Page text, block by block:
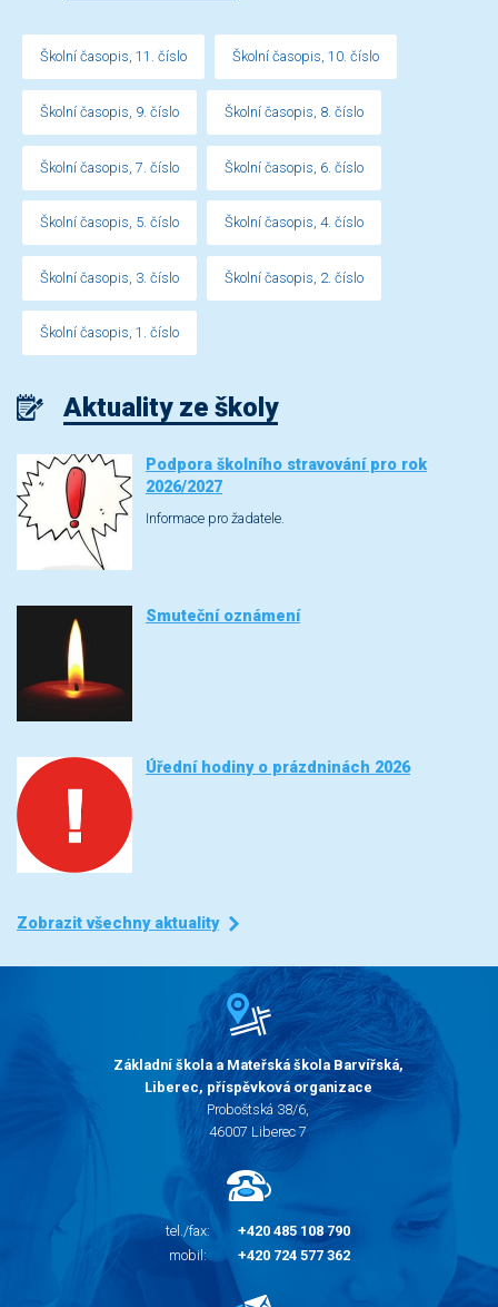
Školní časopis, 11. číslo Školní časopis, 10. číslo
Školní časopis, 9. číslo Školní časopis, 8. číslo
Školní časopis, 7. číslo Školní časopis, 6. číslo
Školní časopis, 5. číslo Školní časopis, 4. číslo
Školní časopis, 3. číslo Školní časopis, 2. číslo
Školní časopis, 1. číslo
Aktuality ze školy
Podpora školního stravování pro rok
2026/2027
Informace pro žadatele.
Smuteční oznámení
Úřední hodiny o prázdninách 2026
Zobrazit všechny aktuality
Základní škola a Mateřská škola Barvířská,
Liberec, příspěvková organizace
Proboštská 38/6,
46007 Liberec 7
tel./fax:
+420 485 108 790
mobil:
+420 724 577 362